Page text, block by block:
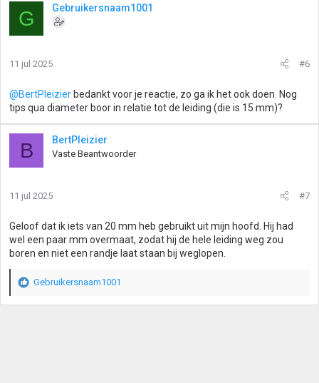
G Gebruikersnaam1001
11 jul 2025 #6
@BertPleizier bedankt voor je reactie, zo ga ik het ook doen. Nog
tips qua diameter boor in relatie tot de leiding (die is 15 mm)?
B BertPleizier
Vaste Beantwoorder
11 jul 2025 #7
Geloof dat ik iets van 20 mm heb gebruikt uit mijn hoofd. Hij had
wel een paar mm overmaat, zodat hij de hele leiding weg zou
boren en niet een randje laat staan bij weglopen.
W
Gebruikersnaam1001